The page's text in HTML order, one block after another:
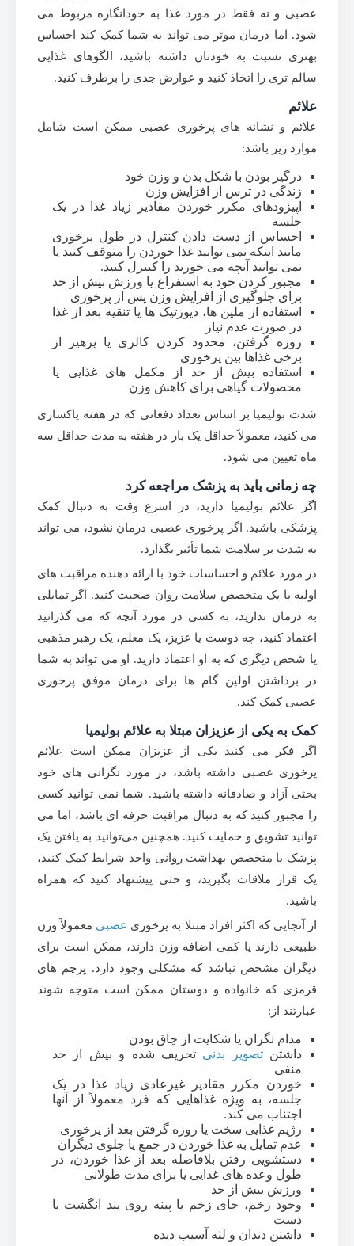
عصبی و نه فقط در مورد غذا به خودانگاره مربوط می
شود. اما درمان موثر می تواند به شما کمک کند احساس
بهتری نسبت به خودتان داشته باشید، الگوهای غذایی
سالم تری را اتخاذ کنید و عوارض جدی را برطرف کنید.
علائم
علائم و نشانه های پرخوری عصبی ممکن است شامل
موارد زیر باشد:
درگیر بودن با شکل بدن و وزن خود
زندگی در ترس از افزایش وزن
اپیزودهای مکرر خوردن مقادیر زیاد غذا در یک
جلسه
احساس از دست دادن کنترل در طول پرخوری
مانند اینکه نمی توانید غذا خوردن را متوقف کنید یا
نمی توانید آنچه می خورید را کنترل کنید.
مجبور کردن خود به استفراغ یا ورزش بیش از حد
برای جلوگیری از افزایش وزن پس از پرخوری
استفاده از ملین ها، دیورتیک ها یا تنقیه بعد از غذا
در صورت عدم نیاز
روزه گرفتن، محدود کردن کالری یا پرهیز از
برخی غذاها بین پرخوری
استفاده بیش از حد از مکمل های غذایی یا
محصولات گیاهی برای کاهش وزن
شدت بولیمیا بر اساس تعداد دفعاتی که در هفته پاکسازی
می کنید، معمولاً حداقل یک بار در هفته به مدت حداقل سه
ماه تعیین می شود.
چه زمانی باید به پزشک مراجعه کرد
اگر علائم بولیمیا دارید، در اسرع وقت به دنبال کمک
پزشکی باشید. اگر پرخوری عصبی درمان نشود، می تواند
به شدت بر سلامت شما تأثیر بگذارد.
در مورد علائم و احساسات خود با ارائه دهنده مراقبت های
اولیه یا یک متخصص سلامت روان صحبت کنید. اگر تمایلی
به درمان ندارید، به کسی در مورد آنچه که می گذرانید
اعتماد کنید، چه دوست یا عزیز، یک معلم، یک رهبر مذهبی
یا شخص دیگری که به او اعتماد دارید. او می تواند به شما
در برداشتن اولین گام ها برای درمان موفق پرخوری
عصبی کمک کند.
کمک به یکی از عزیزان مبتلا به علائم بولیمیا
اگر فکر می کنید یکی از عزیزان ممکن است علائم
پرخوری عصبی داشته باشد، در مورد نگرانی های خود
بحثی آزاد و صادقانه داشته باشید. شما نمی توانید کسی
را مجبور کنید که به دنبال مراقبت حرفه ای باشد، اما می
توانید تشویق و حمایت کنید. همچنین می‌توانید به یافتن یک
پزشک یا متخصص بهداشت روانی واجد شرایط کمک کنید،
یک قرار ملاقات بگیرید، و حتی پیشنهاد کنید که همراه
باشید.
از آنجایی که اکثر افراد مبتلا به پرخوری عصبی معمولاً وزن
طبیعی دارند یا کمی اضافه وزن دارند، ممکن است برای
دیگران مشخص نباشد که مشکلی وجود دارد. پرچم های
قرمزی که خانواده و دوستان ممکن است متوجه شوند
عبارتند از:
مدام نگران یا شکایت از چاق بودن
داشتن تصویر بدنی تحریف شده و بیش از حد
منفی
خوردن مکرر مقادیر غیرعادی زیاد غذا در یک
جلسه، به ویژه غذاهایی که فرد معمولاً از آنها
اجتناب می کند.
رژیم غذایی سخت یا روزه گرفتن بعد از پرخوری
عدم تمایل به غذا خوردن در جمع یا جلوی دیگران
دستشویی رفتن بلافاصله بعد از غذا خوردن، در
طول وعده های غذایی یا برای مدت طولانی
ورزش بیش از حد
وجود زخم، جای زخم یا پینه روی بند انگشت یا
دست
داشتن دندان و لثه آسیب دیده